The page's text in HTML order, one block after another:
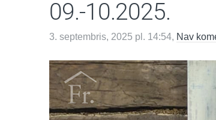
09.-10.2025.
3. septembris, 2025 pl. 14:54, Nav